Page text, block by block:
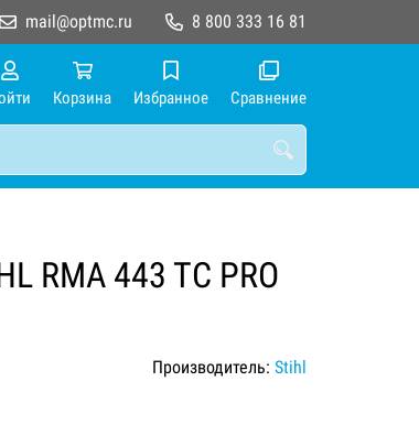
8 800 333 16 81
mail@optmc.ru
Корзина Избранное Сравнение
RMA 443 TC PRO
Производитель: Stihl